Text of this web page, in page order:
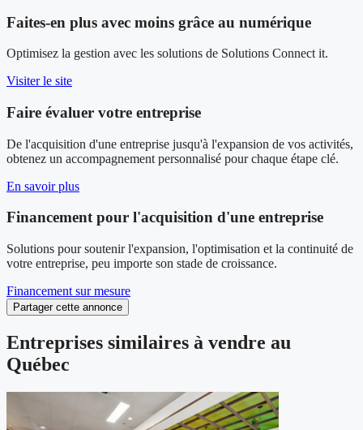
Faites-en plus avec moins grâce au numérique
Optimisez la gestion avec les solutions de Solutions Connect it.
Visiter le site
Faire évaluer votre entreprise
De l'acquisition d'une entreprise jusqu'à l'expansion de vos activités,
obtenez un accompagnement personnalisé pour chaque étape clé.
En savoir plus
Financement pour l'acquisition d'une entreprise
Solutions pour soutenir l'expansion, l'optimisation et la continuité de
votre entreprise, peu importe son stade de croissance.
Financement sur mesure
Partager cette annonce
Entreprises similaires à vendre au
Québec